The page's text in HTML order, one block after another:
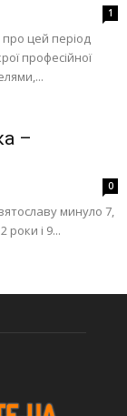
1
про цей період
професійної
–
0
минуло 7,
роки і 9...